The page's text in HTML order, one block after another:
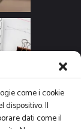
come i cookie
dispositivo. Il
dati come il